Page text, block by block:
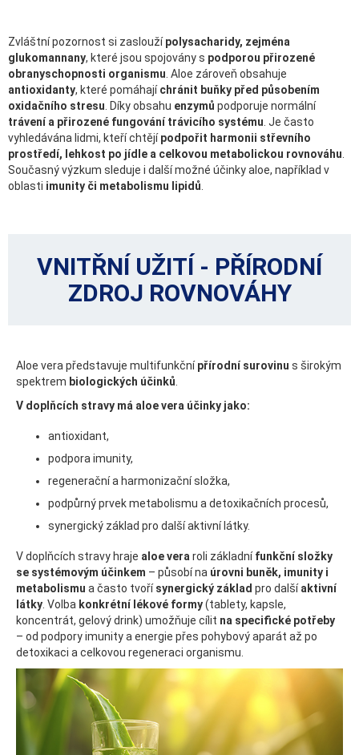
Zvláštní pozornost si zasloužípolysacharidy, zejména
glukomannany, které jsou spojovány s podporou přirozené
obranyschopnosti organismu . Aloe zároveň obsahuje
antioxidanty, které pomáhajíchránit buňky před působením
oxidačního stresu . Díky obsahu enzymů podporuje normální
trávení a přirozené fungování trávicího systému . Je často
vyhledávána lidmi, kteří chtějípodpořit harmonii střevního
prostředí, lehkost po jídle a celkovou metabolickou rovnováhu
Současný výzkum sleduje i další možné účinky aloe, například v
oblasti imunity či metabolismu lipidů
VNITŘNÍ UŽITÍ - PŘÍRODNÍ
ZDROJ ROVNOVÁHY
Aloe vera představuje multifunkčnípřírodní surovinu s širokým
spektrem biologických účinků
V doplňcích stravy má aloe vera účinky jako:
antioxidant,
podpora imunity,
regenerační a harmonizační složka,
podpůrný prvek metabolismu a detoxikačních procesů,
synergický základ pro další aktivní látky.
V doplňcích stravy hraje aloe vera roli základnífunkční složky
se systémovým účinkem – působí na úrovni buněk, imunity i
metabolismu a často tvořísynergický základ pro dalšíaktivní
látky . Volba konkrétní lékové formy(tablety, kapsle,
koncentrát, gelový drink) umožňuje cílit na specifické potřeby
– od podpory imunity a energie přes pohybový aparát až po
detoxikaci a celkovou regeneraci organismu.